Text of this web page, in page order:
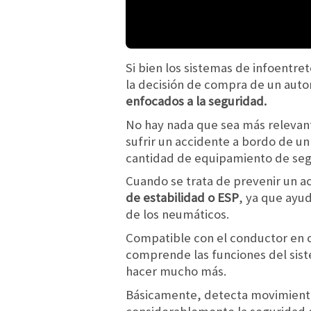
Si bien los sistemas de
la decisión de compra de un
enfocados a la seguridad.
No hay nada que sea más
sufrir un accidente a bordo de
cantidad de equipamiento de
Cuando se trata de prevenir un
de estabilidad o ESP, ya que
de los neumáticos.
Compatible con el conductor en
comprende las funciones del
hacer mucho más.
Básicamente, detecta